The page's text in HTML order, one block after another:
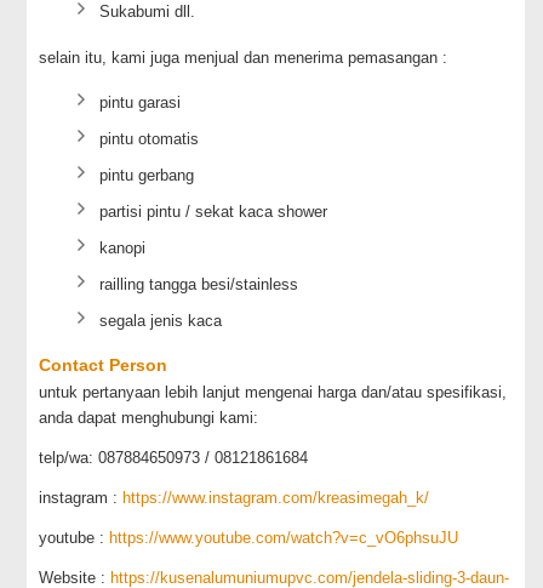
Sukabumi dll.
selain itu, kami juga menjual dan menerima pemasangan :
pintu garasi
pintu otomatis
pintu gerbang
partisi pintu / sekat kaca shower
kanopi
railling tangga besi/stainless
segala jenis kaca
Contact Person
untuk pertanyaan lebih lanjut mengenai harga dan/atau spesifikasi,
anda dapat menghubungi kami:
telp/wa: 087884650973 / 08121861684
instagram : https://www.instagram.com/kreasimegah_k/
youtube : https://www.youtube.com/watch?v=c_vO6phsuJU
Website : https://kusenalumuniumupvc.com/jendela-sliding-3-daun-